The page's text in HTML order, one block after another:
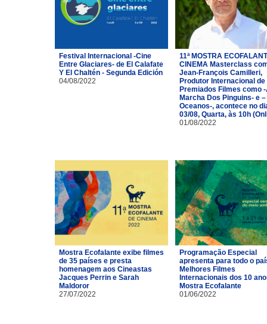
Festival Internacional -Cine
Entre Glaciares- de El Calafate
Y El Chaltén - Segunda Edición
04/08/2022
11ª MOSTRA
CINEMA Masterclass
Jean-François Camilleri,
Produtor Internacional de
Premiados Filmes como
Marcha Dos Pinguins- e –
Oceanos-, acontece no
03/08, Quarta, às 10h
01/08/2022
Mostra Ecofalante exibe filmes
de 35 países e presta
homenagem aos Cineastas
Jacques Perrin e Sarah
Maldoror
27/07/2022
Programação Especial
apresenta para todo o
Melhores Filmes
Internacionais dos 10
Mostra Ecofalante
01/06/2022